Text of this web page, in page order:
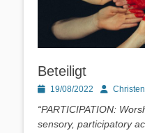
Beteiligt
Posted19/08/2022 Autor
“PARTICIPATION:
sensory, participatory